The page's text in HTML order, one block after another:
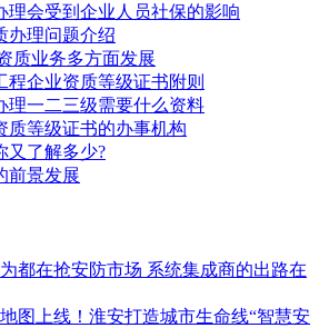
理会受到企业人员社保的影响
办理问题介绍
质业务多方面发展
程企业资质等级证书附则
理一二三级需要什么资料
质等级证书的办事机构
又了解多少?
前景发展
都在抢安防市场 系统集成商的出路在
图上线！淮安打造城市生命线“智慧安